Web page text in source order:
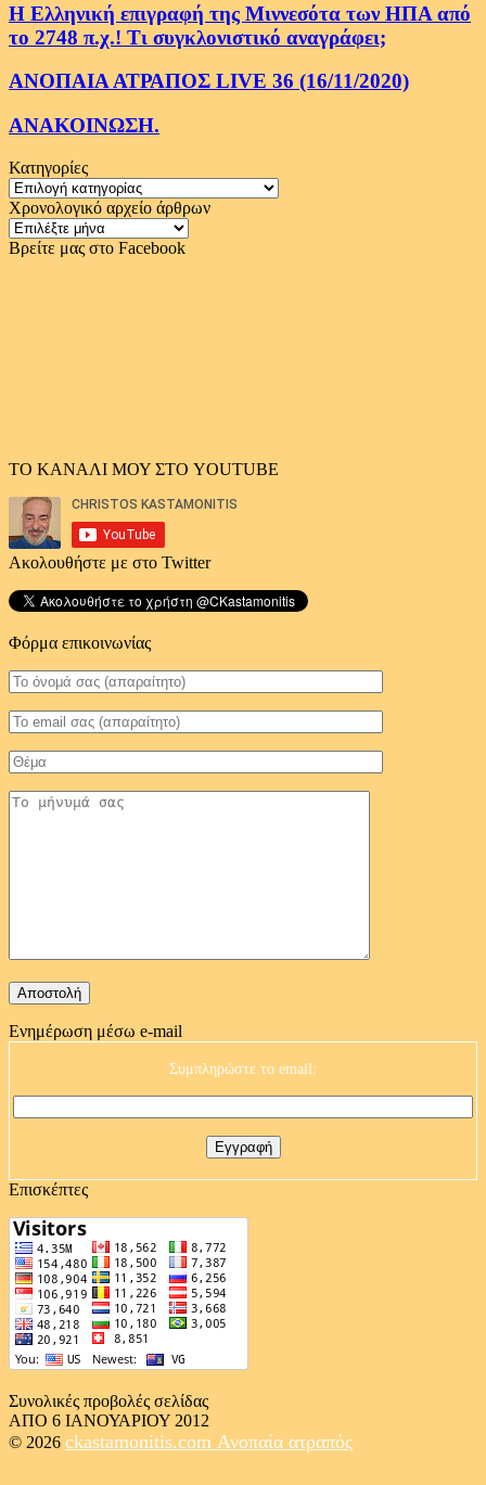
Η Ελληνική επιγραφή της Μιννεσότα των ΗΠΑ από
το 2748 π.χ.! Τι συγκλονιστικό αναγράφει;
ΑΝΟΠΑΙΑ ΑΤΡΑΠΟΣ LIVE 36 (16/11/2020)
ΑΝΑΚΟΙΝΩΣΗ.
Κατηγορίες
Κατηγορίες
Χρονολογικό αρχείο άρθρων
Χρονολογικό
αρχείο
Βρείτε μας στο Facebook
ΤΟ ΚΑΝΑΛΙ ΜΟΥ ΣΤΟ YOUTUBE
Ακολουθήστε με στο Twitter
Φόρμα επικοινωνίας
Ενημέρωση μέσω e-mail
Συμπληρώστε το email:
Επισκέπτες
Συνολικές προβολές σελίδας
ΑΠΟ 6 ΙΑΝΟΥΑΡΙΟΥ 2012
© 2026 ckastamonitis.com Ανοπαία ατραπός